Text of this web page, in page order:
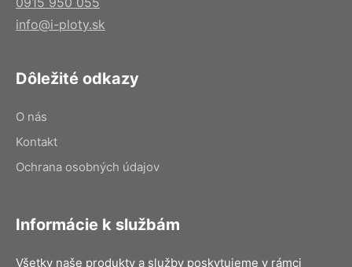
info@i-ploty.sk
Dôležité odkazy
O nás
Kontakt
Ochrana osobných údajov
Informácie k službám
Všetky naše produkty a služby poskytujeme v rámci